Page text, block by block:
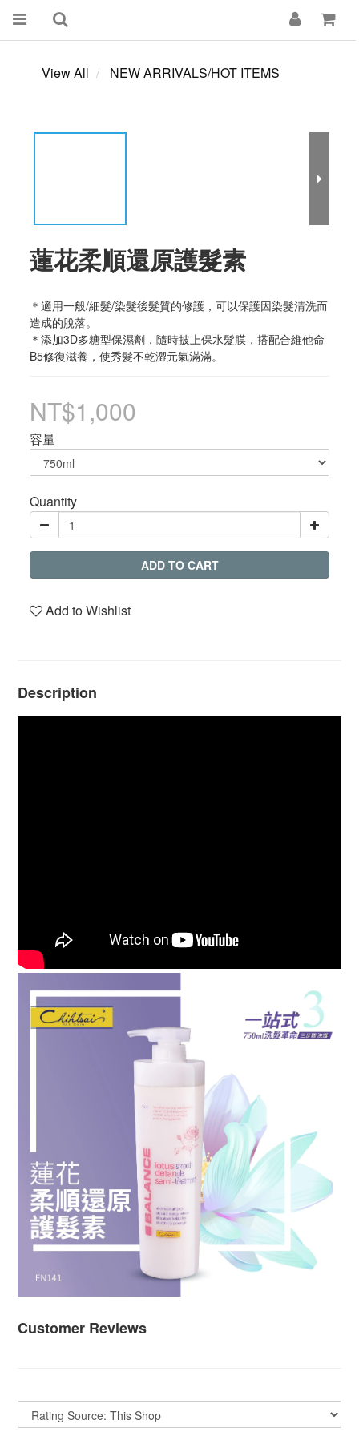
View All NEW ARRIVALS/HOT ITEMS
蓮花柔順還原護髮素
＊適用一般/細髮/染髮後髮質的修護，可以保護因染髮清洗而
造成的脫落。
＊添加3D多糖型保濕劑，隨時披上保水髮膜，搭配合維他命
B5修復滋養，使秀髮不乾澀元氣滿滿。
NT$1,000
容量
Quantity
ADD TO CART
Add to Wishlist
Description
Customer Reviews